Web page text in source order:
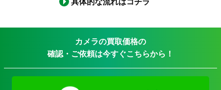
カメラの買取価格の
確認・ご依頼は今すぐこちらから！